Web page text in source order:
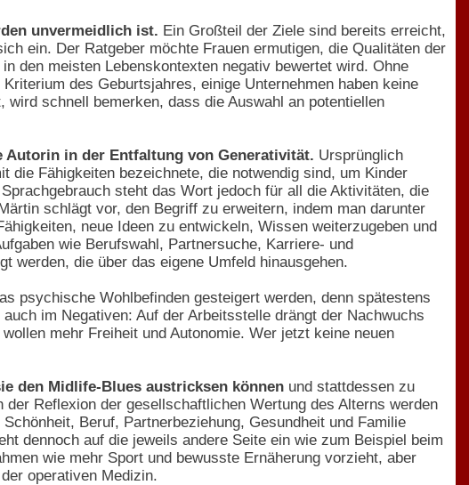
unvermeidlich ist. Ein Großteil der Ziele sind bereits erreicht,
ein. Der Ratgeber möchte Frauen ermutigen, die Qualitäten der
den meisten Lebenskontexten negativ bewertet wird. Ohne
des Geburtsjahres, einige Unternehmen haben keine
schnell bemerken, dass die Auswahl an potentiellen
Autorin in der Entfaltung von Generativität. Ursprünglich
die Fähigkeiten bezeichnete, die notwendig sind, um Kinder
steht das Wort jedoch für all die Aktivitäten, die
schlägt vor, den Begriff zu erweitern, indem man darunter
neue Ideen zu entwickeln, Wissen weiterzugeben und
wie Berufswahl, Partnersuche, Karriere- und
werden, die über das eigene Umfeld hinausgehen.
psychische Wohlbefinden gesteigert werden, denn spätestens
im Negativen: Auf der Arbeitsstelle drängt der Nachwuchs
mehr Freiheit und Autonomie. Wer jetzt keine neuen
den Midlife-Blues austricksen können und stattdessen zu
Reflexion der gesellschaftlichen Wertung des Alterns werden
Beruf, Partnerbeziehung, Gesundheit und Familie
dennoch auf die jeweils andere Seite ein wie zum Beispiel beim
wie mehr Sport und bewusste Ernäherung vorzieht, aber
operativen Medizin.